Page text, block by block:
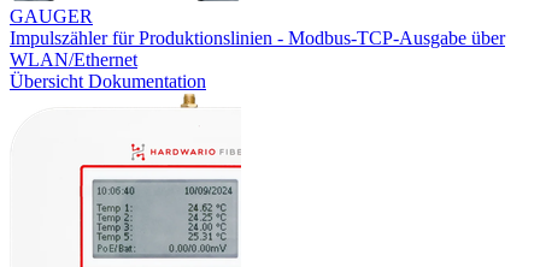
GAUGER
Impulszähler für Produktionslinien - Modbus-TCP-Ausgabe über
WLAN/Ethernet
Übersicht Dokumentation